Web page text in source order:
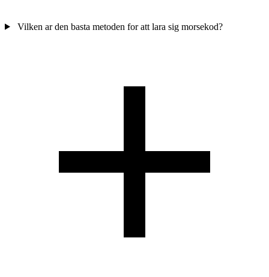
Vilken ar den basta metoden for att lara sig morsekod?